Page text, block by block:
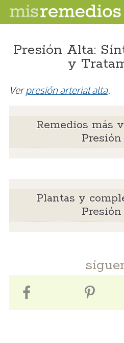
Presión Alta:
y
Verpresión arterial alta.
Remedios más
Plantas y